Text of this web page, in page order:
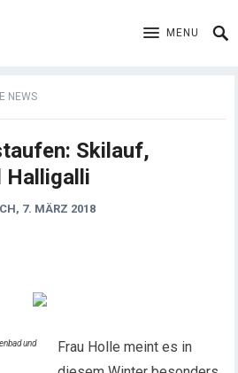
MENU
NEWS
Skilauf,
Halligalli
7. MÄRZ 2018
Frau Holle meint es in